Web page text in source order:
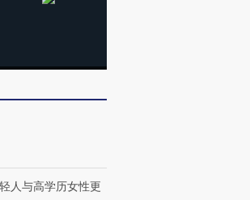
”？
要防空导弹“救急”
】寻找100种
活方式·第三对
CFO：不靠规模取胜，华
住三大增长引擎是什么？
人与高学历女性更